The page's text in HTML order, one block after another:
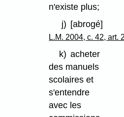
n'existe plus;
j) [abrogé]
L.M. 2004, c. 42, art.
k) acheter
des manuels
scolaires et
s'entendre
avec les